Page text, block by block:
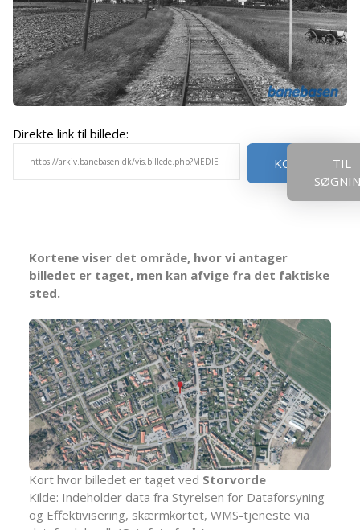
Direkte link til billede:
KOPIER
TIL
Kortene viser det område, hvor vi antager
billedet er taget, men kan afvige fra det faktiske
sted.
Kort hvor billedet er taget ved Storvorde
Kilde: Indeholder data fra Styrelsen for Dataforsyning
og Effektivisering, skærmkortet, WMS-tjeneste via